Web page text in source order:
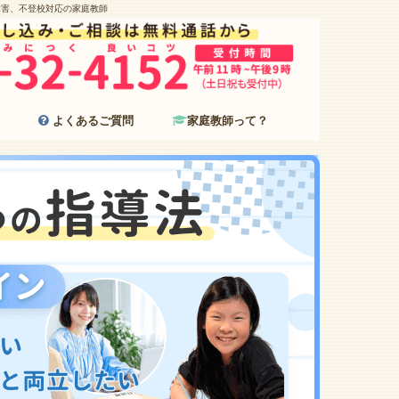
、不登校対応の家庭教師
よくあるご質問 家庭教師って？